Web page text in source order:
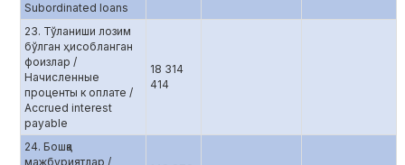
Subordinated loans
23. Тўланиши лозим
бўлган ҳисобланган
фоизлар /
Начисленные
проценты к оплате /
Accrued interest
payable
18 314
414
24. Бошқа
мажбуриятлар /